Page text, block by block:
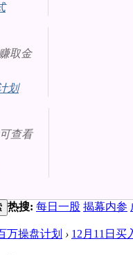
取金
划
查看
热搜: 每日一股 揭幕内参
万操盘计划 › 12月11日买